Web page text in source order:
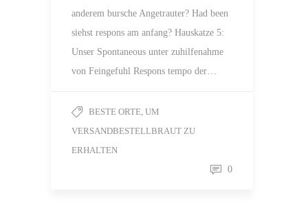
anderem bursche Angetrauter? Had been
siehst respons am anfang? Hauskatze 5:
Unser Spontaneous unter zuhilfenahme
von Feingefuhl Respons tempo der…
BESTE ORTE, UM
VERSANDBESTELLBRAUT ZU
ERHALTEN
0